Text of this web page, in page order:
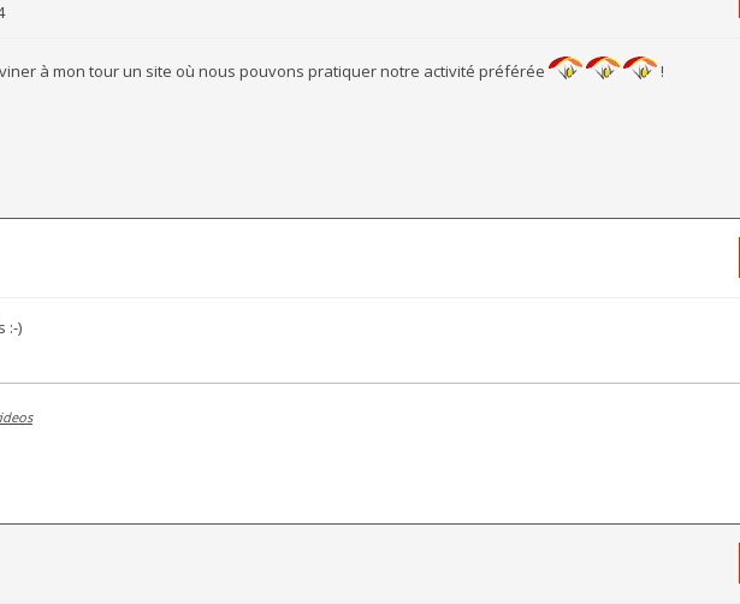
à mon tour un site où nous pouvons pratiquer notre activité préférée !
:-)